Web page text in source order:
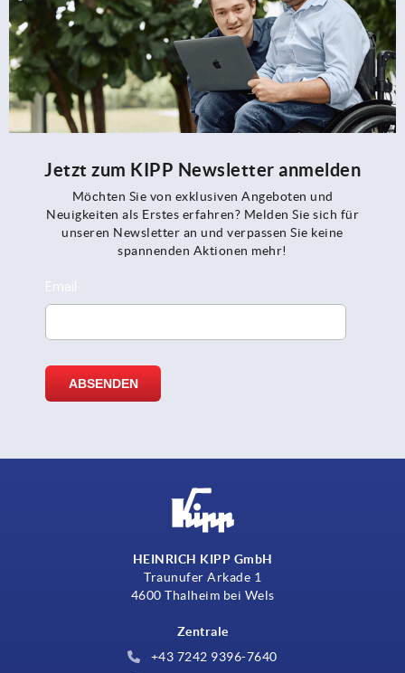
Jetzt zum KIPP Newsletter anmelden
Möchten Sie von exklusiven Angeboten und
Neuigkeiten als Erstes erfahren? Melden Sie sich für
unseren Newsletter an und verpassen Sie keine
spannenden Aktionen mehr!
HEINRICH KIPP GmbH
Traunufer Arkade 1
4600 Thalheim bei Wels
Zentrale
+43 7242 9396-7640